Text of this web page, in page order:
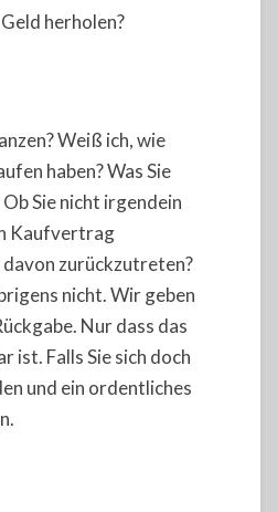
herholen?
Weiß ich, wie
haben? Was Sie
Sie nicht irgendein
Kaufvertrag
zurückzutreten?
nicht. Wir geben
Nur dass das
ist. Falls Sie sich doch
und ein ordentliches